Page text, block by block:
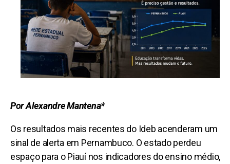
Por Alexandre Mantena*
Os resultados mais recentes do Ideb acenderam um
sinal de alerta em Pernambuco. O estado perdeu
espaço para o Piauí nos indicadores do ensino médio,